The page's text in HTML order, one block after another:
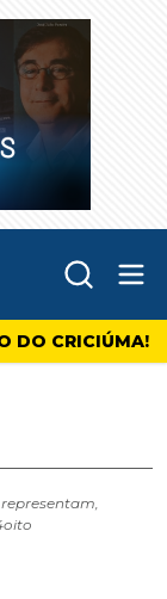
DO CRICIÚMA!